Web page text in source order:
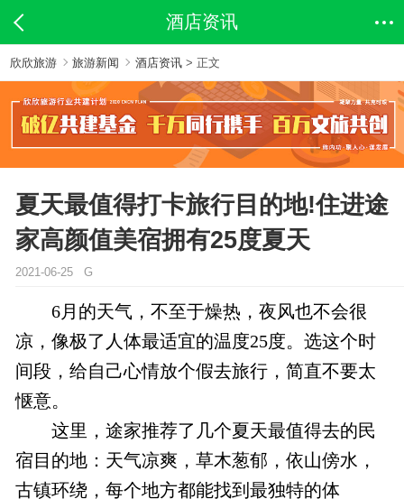
酒店资讯
欣欣旅游 旅游新闻 酒店资讯> 正文
夏天最值得打卡旅行目的地!住进途
家高颜值美宿拥有25度夏天
2021-06-25 G
6月的天气，不至于燥热，夜风也不会很
凉，像极了人体最适宜的温度25度。选这个时
间段，给自己心情放个假去旅行，简直不要太
惬意。
这里，途家推荐了几个夏天最值得去的民
宿目的地：天气凉爽，草木葱郁，依山傍水，
古镇环绕，每个地方都能找到最独特的体